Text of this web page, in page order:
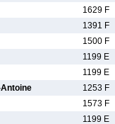
1629 F
1391 F
1500 F
1199 E
1199 E
Antoine
1253 F
1573 F
1199 E